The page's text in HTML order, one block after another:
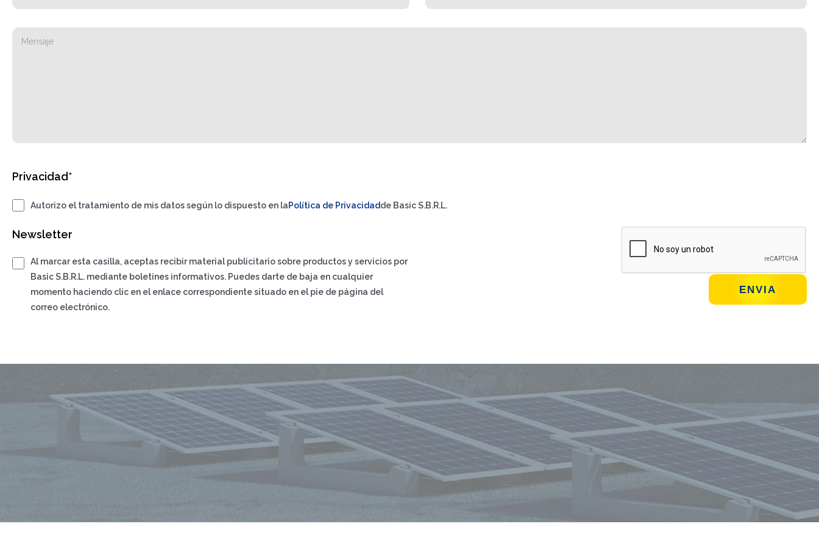
Privacidad*
Autorizo el tratamiento de mis datos según lo dispuesto en laPolítica de Privacidadde Basic S.B.R.L.
Newsletter
Al marcar esta casilla, aceptas recibir material publicitario sobre productos y servicios por
Basic S.B.R.L. mediante boletines informativos. Puedes darte de baja en cualquier
momento haciendo clic en el enlace correspondiente situado en el pie de página del
correo electrónico.
Mantente siempre informado